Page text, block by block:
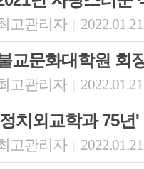
고관리자
교문화대학원 회
고관리자
치외교학과 75년
고관리자